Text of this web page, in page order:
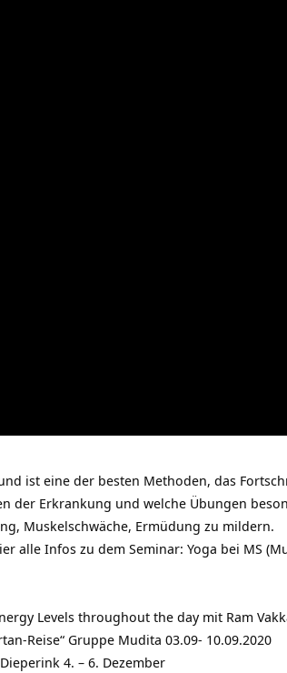
ist eine der besten Methoden, das
der Erkrankung und welche Übungen
Muskelschwäche, Ermüdung zu mildern.
alle Infos zu dem Seminar: Yoga bei MS
Levels throughout the day mit Ram
Reise“ Gruppe Mudita 03.09- 10.09.2020
4. – 6. Dezember